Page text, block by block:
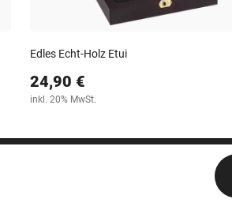
Edles Echt-Holz Etui
24,90 €
inkl. 20% MwSt.